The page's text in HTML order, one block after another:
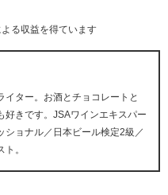
る収益を得ています
ター。お酒とチョコレートと
好きです。JSAワインエキスパー
ショナル／日本ビール検定2級／
。